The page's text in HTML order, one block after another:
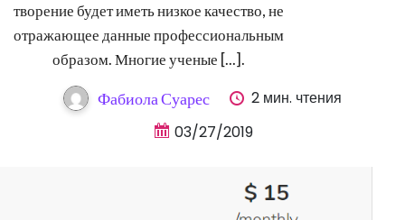
творение будет иметь низкое качество, не
отражающее данные профессиональным
образом. Многие ученые [...].
Фабиола Суарес
2 мин. чтения
03/27/2019